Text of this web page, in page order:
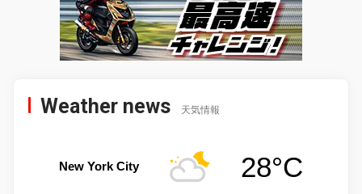
Weather news 天気情報
New York City 28°C